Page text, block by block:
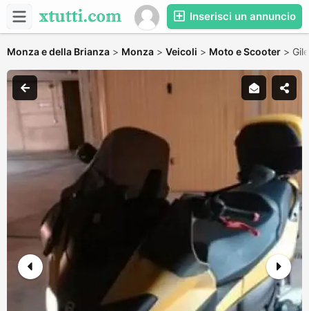
Inserisci un annuncio
Monza e della Brianza > Monza > Veicoli > Moto e Scooter >